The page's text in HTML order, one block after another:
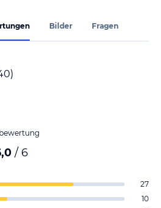
Bilder Fragen
)
/ 6
27
10